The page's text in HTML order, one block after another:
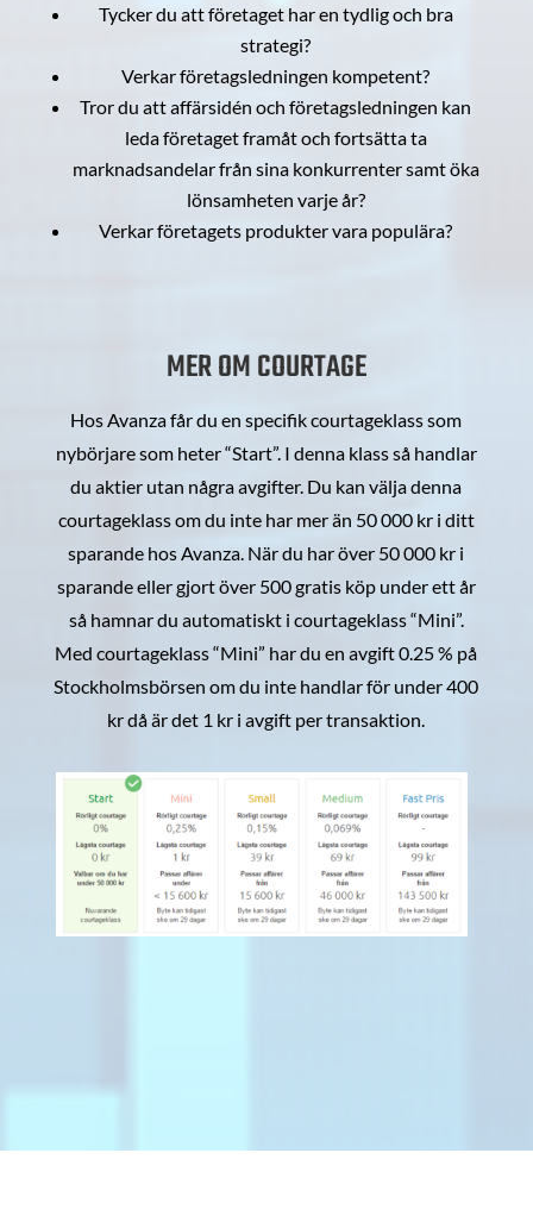
Tycker du att företaget har en tydlig och bra
strategi?
Verkar företagsledningen kompetent?
Tror du att affärsidén och företagsledningen kan
leda företaget framåt och fortsätta ta
marknadsandelar från sina konkurrenter samt öka
lönsamheten varje år?
Verkar företagets produkter vara populära?
MER OM COURTAGE
Hos Avanza får du en specifik courtageklass som
nybörjare som heter “Start”. I denna klass så handlar
du aktier utan några avgifter. Du kan välja denna
courtageklass om du inte har mer än 50 000 kr i ditt
sparande hos Avanza. När du har över 50 000 kr i
sparande eller gjort över 500 gratis köp under ett år
så hamnar du automatiskt i courtageklass “Mini”.
Med courtageklass “Mini” har du en avgift 0.25 % på
Stockholmsbörsen om du inte handlar för under 400
kr då är det 1 kr i avgift per transaktion.